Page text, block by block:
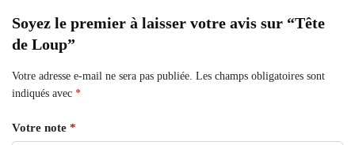
Soyez le premier à laisser votre avis sur “Tête
de Loup”
Votre adresse e-mail ne sera pas publiée. Les champs obligatoires sont
indiqués avec *
Votre note *